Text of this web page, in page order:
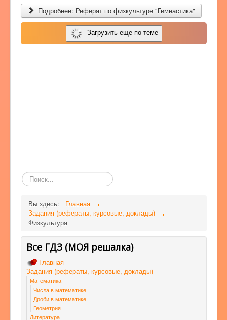
Подробнее: Реферат по физкультуре "Гимнастика"
Загрузить еще по теме
Поиск
по
Вы здесь:
Главная
Задания (рефераты, курсовые, доклады)
Физкультура
Все ГДЗ (МОЯ решалка)
Главная
Задания (рефераты, курсовые, доклады)
Математика
Числа в математике
Дроби в математике
Геометрия
Литература